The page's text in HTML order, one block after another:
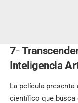
7-
Inteligencia
La película presenta
científico que busca